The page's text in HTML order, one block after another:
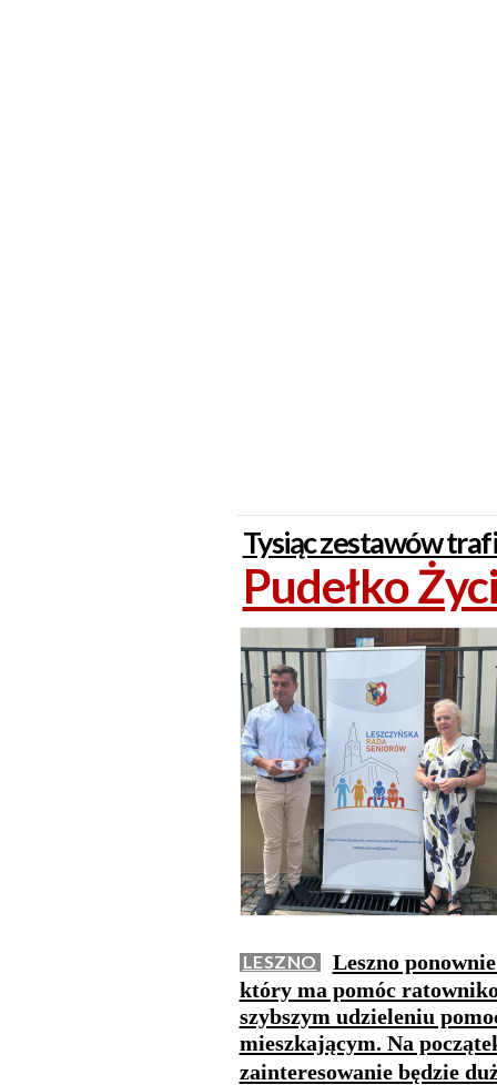
Tysiąc zestawów
Pudełko
LESZNO
Leszno
który ma pomóc
szybszym udzieleniu
mieszkającym. Na
zainteresowanie będzie